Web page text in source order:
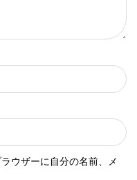
ウザーに自分の名前、メ